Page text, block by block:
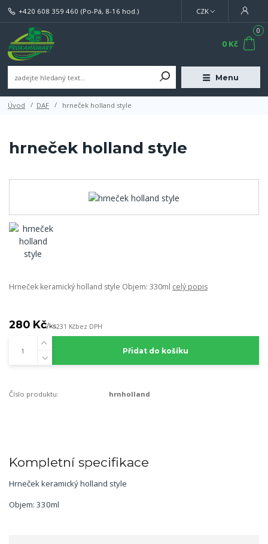
Menu
CZK
+420 608 359 460 (Po-Pá, 8-16 hod.)
0
0 Kč
Úvod DAF hrneček holland style
hrneček holland style
Hrneček keramický holland style Objem: 330ml celý popis
280 Kč/ks231 Kčbez DPH
Přidat do košíku
Číslo produktu: hrnholland
Kompletní specifikace
Hrneček keramický holland style
Objem: 330ml